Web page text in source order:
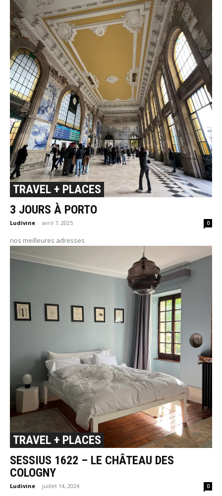
TRAVEL + PLACES
3 JOURS À PORTO
Ludivine - avril 7, 2025 0
nos meilleures adresses
TRAVEL + PLACES
SESSIUS 1622 – LE CHÂTEAU DES
COLOGNY
Ludivine - juillet 14, 2024 0